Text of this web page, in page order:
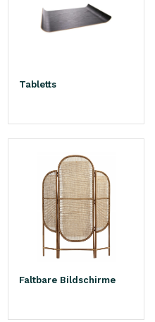
Tabletts
Faltbare Bildschirme